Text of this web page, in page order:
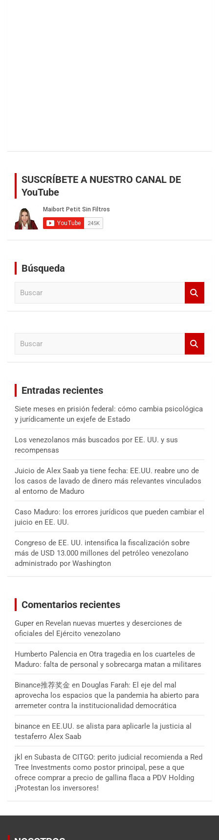
SUSCRÍBETE A NUESTRO CANAL DE
YouTube
Búsqueda
Entradas recientes
Siete meses en prisión federal: cómo cambia psicológica
y jurídicamente un exjefe de Estado
Los venezolanos más buscados por EE. UU. y sus
recompensas
Juicio de Alex Saab ya tiene fecha: EE.UU. reabre uno de
los casos de lavado de dinero más relevantes vinculados
al entorno de Maduro
Caso Maduro: los errores jurídicos que pueden cambiar el
juicio en EE. UU.
Congreso de EE. UU. intensifica la fiscalización sobre
más de USD 13.000 millones del petróleo venezolano
administrado por Washington
Comentarios recientes
Guper en Revelan nuevas muertes y deserciones de
oficiales del Ejército venezolano
Humberto Palencia en Otra tragedia en los cuarteles de
Maduro: falta de personal y sobrecarga matan a militares
Binance推荐奖金 en Douglas Farah: El eje del mal
aprovecha los espacios que la pandemia ha abierto para
arremeter contra la institucionalidad democrática
binance en EE.UU. se alista para aplicarle la justicia al
testaferro Alex Saab
jkl en Subasta de CITGO: perito judicial recomienda a Red
Tree Investments como postor principal, pese a que
ofrece comprar a precio de gallina flaca a PDV Holding
¡Protestan los inversores!